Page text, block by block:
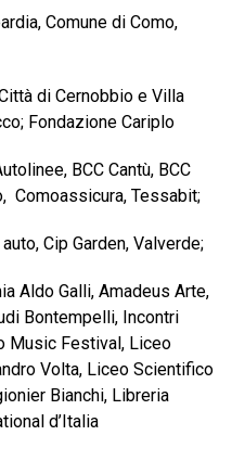
Comune di Como,
di Cernobbio e Villa
Fondazione Cariplo
BCC Cantù, BCC
Comoassicura, Tessabit;
Cip Garden, Valverde;
Aldo Galli, Amadeus Arte,
Bontempelli, Incontri
Music Festival, Liceo
Volta, Liceo Scientifico
Bianchi, Libreria
d’Italia